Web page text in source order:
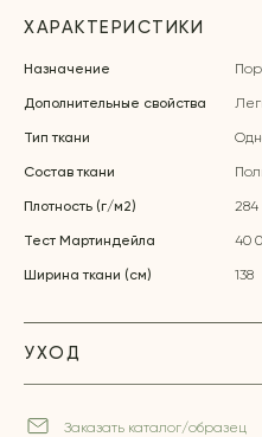
ХАРАКТЕРИСТИКИ
Назначение
Дополнительные свойства
Тип ткани
Состав ткани
Плотность (г/м2) 284
Тест Мартиндейла 40
Ширина ткани (см) 138
УХОД
Заказать каталог/образец